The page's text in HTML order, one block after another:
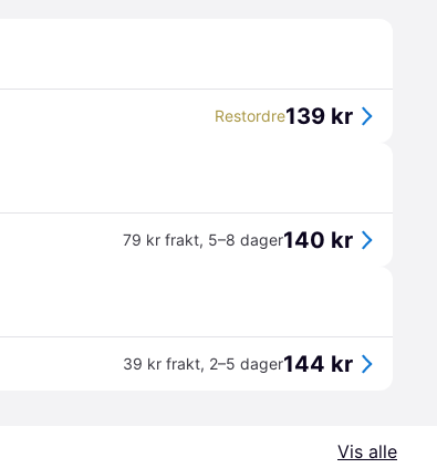
Restordre139 kr
79 kr frakt, 5–8 dager140 kr
39 kr frakt, 2–5 dager144 kr
Vis alle